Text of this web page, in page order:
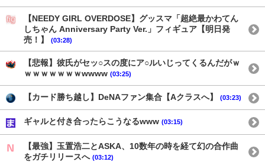
【NEEDY GIRL OVERDOSE】グッスマ「超絶最かわてん
しちゃん Anniversary Party Ver.」フィギュア【明日発
売！】
(03:28)
【悲報】彼氏がセッ○スの度にア○ルいじってくるんだがｗ
ｗｗｗｗｗｗｗwwww (03:25)
【カード勝ち越し】DeNAファン集合【Aクラスへ】 (03:23)
ギャルと付き合ったらこうなるwww (03:15)
【最強】玉置浩二とASKA、10数年の時を経て幻の合作曲
をガチリリースへ (03:12)